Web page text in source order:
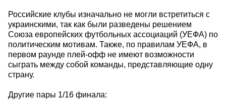
Российские клубы изначально не могли встретиться с
украинскими, так как были разведены решением
Союза европейских футбольных ассоциаций (УЕФА) по
политическим мотивам. Также, по правилам УЕФА, в
первом раунде плей-офф не имеют возможности
сыграть между собой команды, представляющие одну
страну.
Другие пары 1/16 финала: